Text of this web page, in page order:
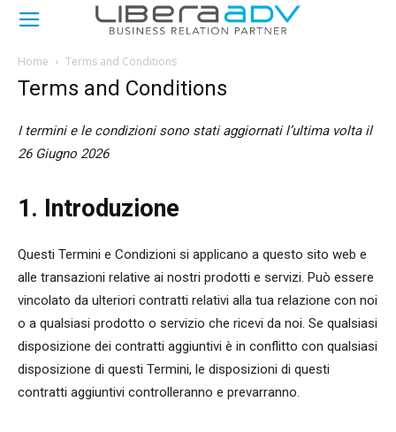
Home Terms and Conditions
Terms and Conditions
I termini e le condizioni sono stati aggiornati l’ultima volta il
26 Giugno 2026
1. Introduzione
Questi Termini e Condizioni si applicano a questo sito web e
alle transazioni relative ai nostri prodotti e servizi. Può essere
vincolato da ulteriori contratti relativi alla tua relazione con noi
o a qualsiasi prodotto o servizio che ricevi da noi. Se qualsiasi
disposizione dei contratti aggiuntivi è in conflitto con qualsiasi
disposizione di questi Termini, le disposizioni di questi
contratti aggiuntivi controlleranno e prevarranno.